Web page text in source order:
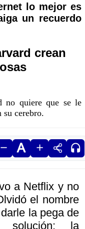
lo mejor es
un recuerdo
crean
no quiere que se le
su cerebro.
a Netflix y no
el nombre
la pega de
la